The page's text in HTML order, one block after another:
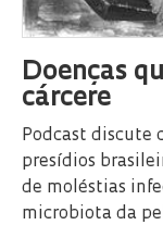
Doenças
cárcere
Podcast discute
presídios
de moléstias
microbiota da